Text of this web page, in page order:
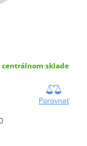
centrálnom sklade
Porovnať